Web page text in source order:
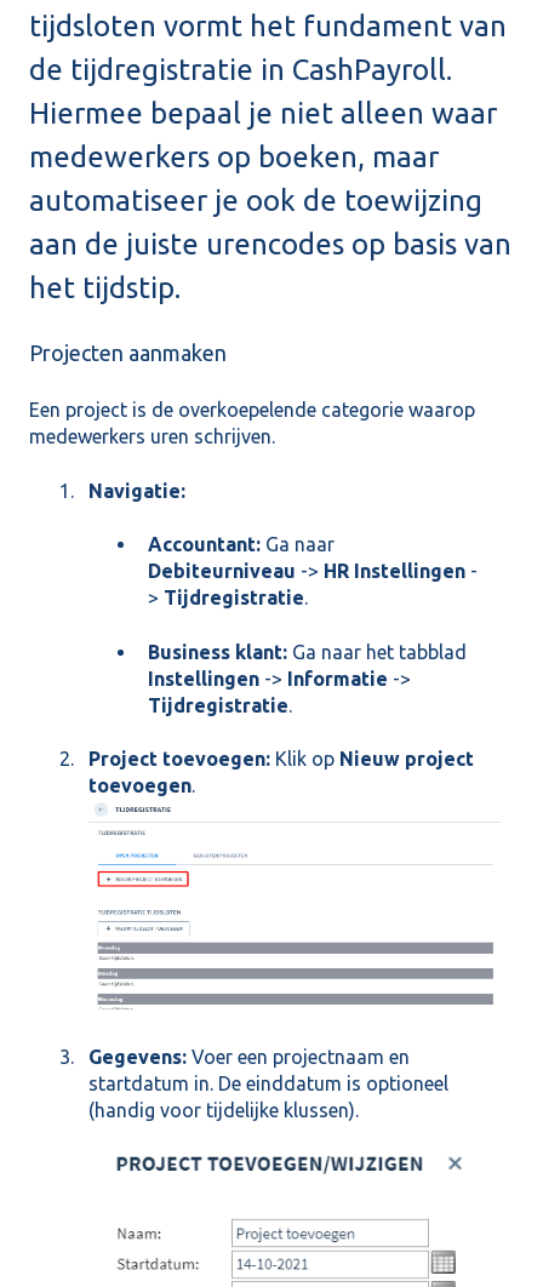
tijdsloten vormt het fundament van
de tijdregistratie in CashPayroll.
Hiermee bepaal je niet alleen waar
medewerkers op boeken, maar
automatiseer je ook de toewijzing
aan de juiste urencodes op basis van
het tijdstip.
Projecten aanmaken
Een project is de overkoepelende categorie waarop
medewerkers uren schrijven.
Navigatie:
Accountant: Ga naar
Debiteurniveau -> HR Instellingen -
> Tijdregistratie.
Business klant: Ga naar het tabblad
Instellingen -> Informatie ->
Tijdregistratie.
Project toevoegen: Klik op Nieuw project
toevoegen.
Gegevens: Voer een projectnaam en
startdatum in. De einddatum is optioneel
(handig voor tijdelijke klussen).